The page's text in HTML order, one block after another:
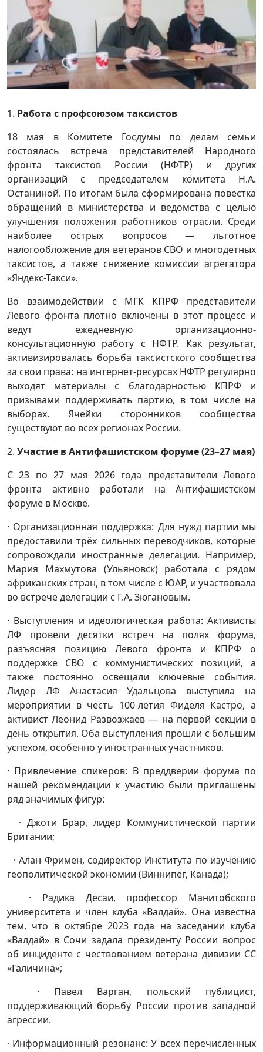
1. Работа с профсоюзом таксистов
18 мая в Комитете Госдумы по делам семьи
состоялась встреча представителей Народного
фронта таксистов России (НФТР) и других
организаций с председателем комитета Н.А.
Останиной. По итогам была сформирована повестка
обращений в министерства и ведомства с целью
улучшения положения работников отрасли. Среди
наиболее острых вопросов — льготное
налогообложение для ветеранов СВО и многодетных
таксистов, а также снижение комиссии агрегатора
«Яндекс-Такси».
Во взаимодействии с МГК КПРФ представители
Левого фронта плотно включены в этот процесс и
ведут ежедневную организационно-
консультационную работу с НФТР. Как результат,
активизировалась борьба таксистского сообщества
за свои права: на интернет-ресурсах НФТР регулярно
выходят материалы с благодарностью КПРФ и
призывами поддерживать партию, в том числе на
выборах. Ячейки сторонников сообщества
существуют во всех регионах России.
2. Участие в Антифашистском форуме (23–27 мая)
С 23 по 27 мая 2026 года представители Левого
фронта активно работали на Антифашистском
форуме в Москве.
· Организационная поддержка: Для нужд партии мы
предоставили трёх сильных переводчиков, которые
сопровождали иностранные делегации. Например,
Мария Махмутова (Ульяновск) работала с рядом
африканских стран, в том числе с ЮАР, и участвовала
во встрече делегации с Г.А. Зюгановым.
· Выступления и идеологическая работа: Активисты
ЛФ провели десятки встреч на полях форума,
разъясняя позицию Левого фронта и КПРФ о
поддержке СВО с коммунистических позиций, а
также постоянно освещали ключевые события.
Лидер ЛФ Анастасия Удальцова выступила на
мероприятии в честь 100-летия Фиделя Кастро, а
активист Леонид Развозжаев — на первой секции в
день открытия. Оба выступления прошли с большим
успехом, особенно у иностранных участников.
· Привлечение спикеров: В преддверии форума по
нашей рекомендации к участию были приглашены
ряд значимых фигур:
· Джоти Брар, лидер Коммунистической партии
Британии;
· Алан Фримен, содиректор Института по изучению
геополитической экономии (Виннипег, Канада);
· Радика Десаи, профессор Манитобского
университета и член клуба «Валдай». Она известна
тем, что в октябре 2023 года на заседании клуба
«Валдай» в Сочи задала президенту России вопрос
об инциденте с чествованием ветерана дивизии СС
«Галичина»;
· Павел Варган, польский публицист,
поддерживающий борьбу России против западной
агрессии.
· Информационный резонанс: У всех перечисленных